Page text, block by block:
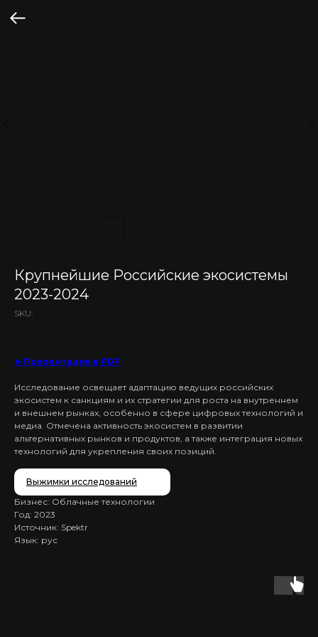
Крупнейшие Российские экосистемы
2023-2024
SKU:
➤ Презентация в PDF
Исследование освещает адаптацию ведущих российских
экосистем к санкциям и их стратегии для роста на внутреннем
и внешнем рынках, особенно в сфере цифровых технологий и
медиа. Отмечена активность экосистем в развитии
альтернативных рынков и продуктов, а также интеграция новых
технологий для укрепления своих позиций.
Выжимки исследований
Бизнес: Облачные технологии
Год: 2023
Источник: Spektr
Язык: рус